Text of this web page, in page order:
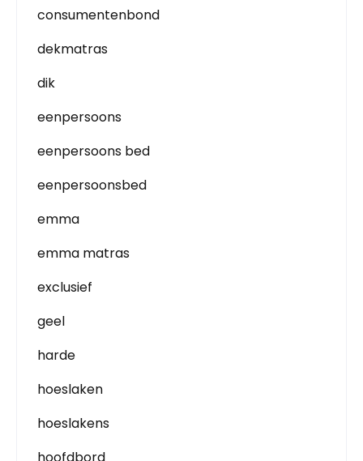
consumentenbond
dekmatras
dik
eenpersoons
eenpersoons bed
eenpersoonsbed
emma
emma matras
exclusief
geel
harde
hoeslaken
hoeslakens